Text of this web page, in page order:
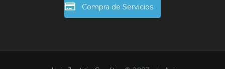
Compra de Servicios